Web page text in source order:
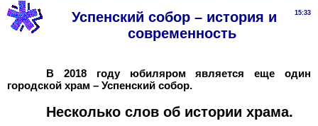
15:33
Успенский собор – история и
современность
В 2018 году юбиляром является еще один
городской храм – Успенский собор.
Несколько слов об истории храма.